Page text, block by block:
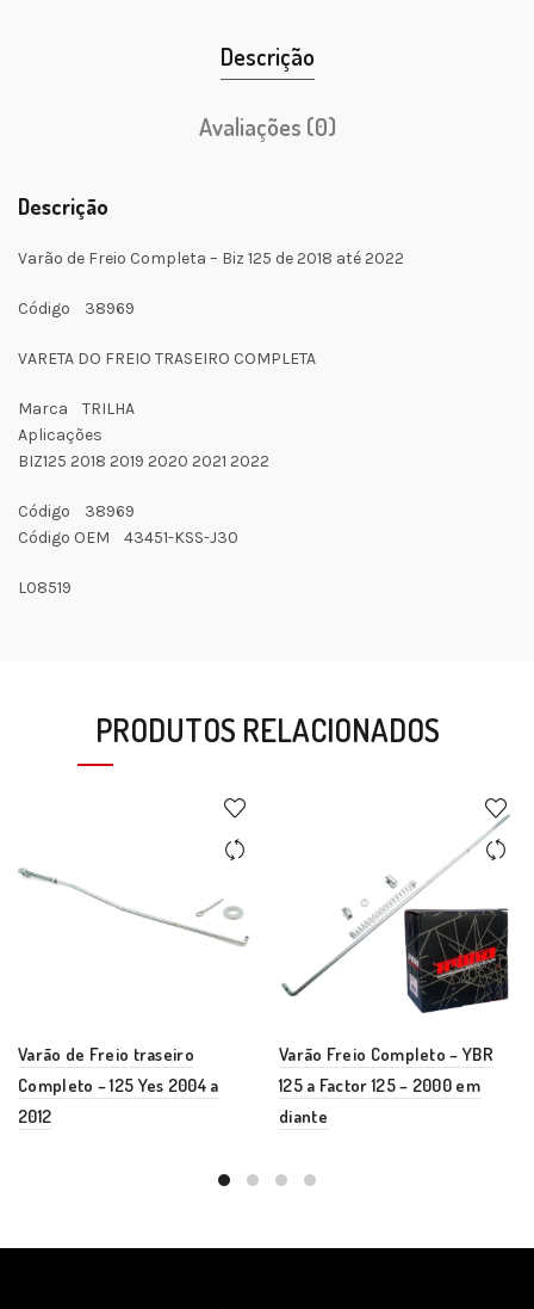
Descrição
Avaliações (0)
Descrição
Varão de Freio Completa – Biz 125 de 2018 até 2022
Código 38969
VARETA DO FREIO TRASEIRO COMPLETA
Marca TRILHA
Aplicações
BIZ125 2018 2019 2020 2021 2022
Código 38969
Código OEM 43451-KSS-J30
L08519
PRODUTOS RELACIONADOS
Varão de Freio traseiro
Completo – 125 Yes 2004 a
2012
Varão Freio Completo – YBR
125 a Factor 125 – 2000 em
diante